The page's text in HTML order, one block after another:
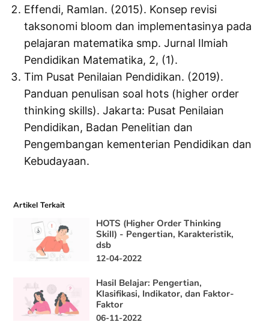
Effendi, Ramlan. (2015). Konsep revisi
taksonomi bloom dan implementasinya pada
pelajaran matematika smp. Jurnal Ilmiah
Pendidikan Matematika, 2, (1).
Tim Pusat Penilaian Pendidikan. (2019).
Panduan penulisan soal hots (higher order
thinking skills). Jakarta: Pusat Penilaian
Pendidikan, Badan Penelitian dan
Pengembangan kementerian Pendidikan dan
Kebudayaan.
Artikel Terkait
HOTS (Higher Order Thinking
Skill) - Pengertian, Karakteristik,
dsb
12-04-2022
Hasil Belajar: Pengertian,
Klasifikasi, Indikator, dan Faktor-
Faktor
06-11-2022